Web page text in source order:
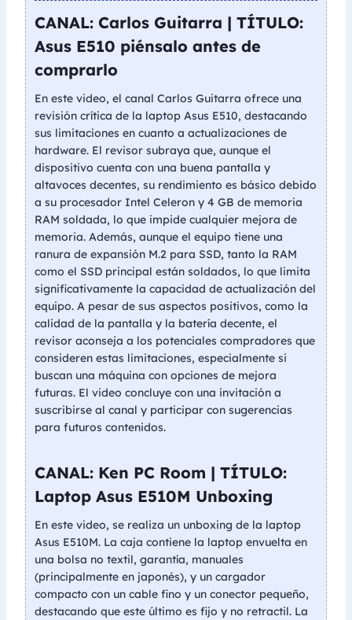
CANAL: Carlos Guitarra | TÍTULO:
Asus E510 piénsalo antes de
comprarlo
En este video, el canal Carlos Guitarra ofrece una
revisión crítica de la laptop Asus E510, destacando
sus limitaciones en cuanto a actualizaciones de
hardware. El revisor subraya que, aunque el
dispositivo cuenta con una buena pantalla y
altavoces decentes, su rendimiento es básico debido
a su procesador Intel Celeron y 4 GB de memoria
RAM soldada, lo que impide cualquier mejora de
memoria. Además, aunque el equipo tiene una
ranura de expansión M.2 para SSD, tanto la RAM
como el SSD principal están soldados, lo que limita
significativamente la capacidad de actualización del
equipo. A pesar de sus aspectos positivos, como la
calidad de la pantalla y la batería decente, el
revisor aconseja a los potenciales compradores que
consideren estas limitaciones, especialmente si
buscan una máquina con opciones de mejora
futuras. El video concluye con una invitación a
suscribirse al canal y participar con sugerencias
para futuros contenidos.
CANAL: Ken PC Room | TÍTULO:
Laptop Asus E510M Unboxing
En este video, se realiza un unboxing de la laptop
Asus E510M. La caja contiene la laptop envuelta en
una bolsa no textil, garantía, manuales
(principalmente en japonés), y un cargador
compacto con un cable fino y un conector pequeño,
destacando que este último es fijo y no retractil. La